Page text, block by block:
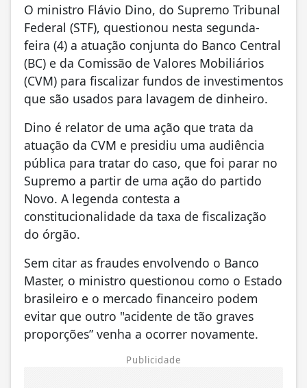
O ministro Flávio Dino, do Supremo Tribunal
Federal (STF), questionou nesta segunda-
feira (4) a atuação conjunta do Banco Central
(BC) e da Comissão de Valores Mobiliários
(CVM) para fiscalizar fundos de investimentos
que são usados para lavagem de dinheiro.
Dino é relator de uma ação que trata da
atuação da CVM e presidiu uma audiência
pública para tratar do caso, que foi parar no
Supremo a partir de uma ação do partido
Novo. A legenda contesta a
constitucionalidade da taxa de fiscalização
do órgão.
Sem citar as fraudes envolvendo o Banco
Master, o ministro questionou como o Estado
brasileiro e o mercado financeiro podem
evitar que outro "acidente de tão graves
proporções” venha a ocorrer novamente.
Publicidade